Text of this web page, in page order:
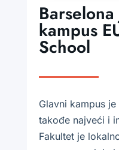
kampus
School
Glavni kampus
takođe najveći i
Fakultet je